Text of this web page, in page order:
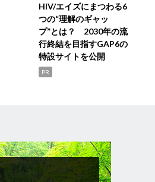
HIV/エイズにまつわる6
つの“理解のギャッ
プ”とは？ 2030年の流
行終結を目指すGAP6の
特設サイトを公開
PR